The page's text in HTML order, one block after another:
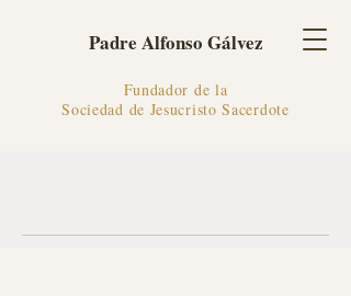
Padre Alfonso Gálvez
Fundador de la
Sociedad de Jesucristo Sacerdote